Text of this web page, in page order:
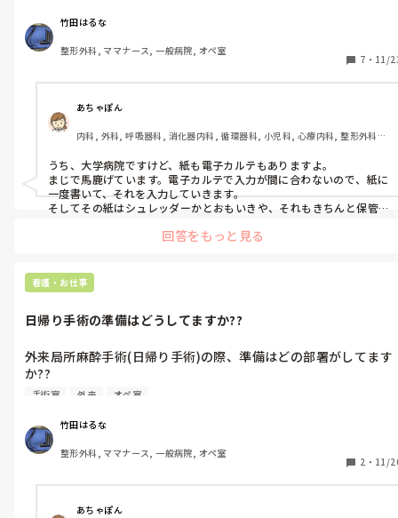
そういった場合、手術室看護記録は紙媒体で管理しているのでし
ょうか？
それとも電子媒体で電子カルテに紐付ける形をとっているのでし
ょうか？私の勤務先は以前は紙媒体でしたが、電子カルテに紐付
ける形で電子化を進めました。
PCが苦手なスタッフも多かったのですが、結果的には作業量が
倒的に減り、効率化されました。中小規模病院での手術室記録の
管理方法や電子化の導入状況について、皆さんのご経験やご意見
をお聞かせください。
竹田はるな
整形外科, ママナース, 一般病院, オペ室
7 ・ 11/
あちゃぽん
内科, 外科, 呼吸器科, 消化器内科, 循環器科, 小児科, 心療内科, 整形外科,
急科, 超急性期, ICU, CCU, HCU, その他の科, ママナース, 外来, 神経内科,
脳神経外科, NICU, 消化器外科, 一般病院, 慢性期, 回復期, 終末期, オペ室,
透析, 検診・健診
うち、大学病院ですけど、紙も電子カルテもありますよ。
まじで馬鹿げています。電子カルテで入力が間に合わないので、紙に
一度書いて、それを入力していきます。
そしてその紙はシュレッダーかとおもいきや、それもきちんと保管
回答をもっと見る
看護・お仕事
日帰り手術の準備はどうしてますか??
外来局所麻酔手術(日帰り手術)の際、準備はどの部署がしてます
か??
勤務先の病院は元々、外来看護師が担当してましたが、人員不足
入室前バイタル取ったり、誤認防止サイン書いてもらったり、同
意書コピーしたり、着替えたりと割と準備項目が多い気がしま
す。
前職では患者さんに1人で手術室まで歩いて来てもらって、前室
で着替えて入室という感じでした。
手術室 外来 オペ室
竹田はるな
整形外科, ママナース, 一般病院, オペ室
2 ・ 11/
あちゃぽん